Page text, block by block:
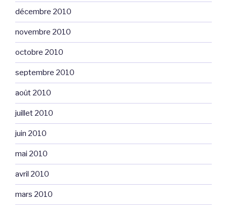
décembre 2010
novembre 2010
octobre 2010
septembre 2010
août 2010
juillet 2010
juin 2010
mai 2010
avril 2010
mars 2010